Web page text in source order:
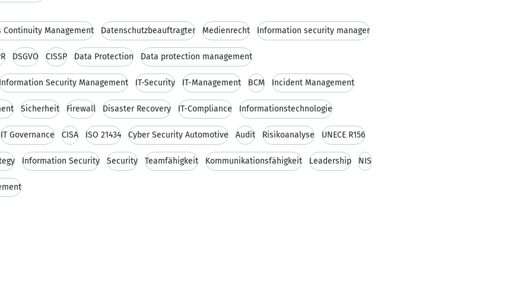
Continuity Management Datenschutzbeauftragter Medienrecht Information security manager
DSGVO CISSP Data Protection Data protection management
Security Management IT-Security IT-Management BCM Incident Management
Sicherheit Firewall Disaster Recovery IT-Compliance Informationstechnologie
IT Governance CISA ISO 21434 Cyber Security Automotive Audit Risikoanalyse UNECE R156
Information Security Security Teamfähigkeit Kommunikationsfähigkeit Leadership NIS